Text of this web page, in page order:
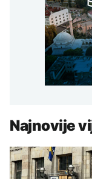
Najnovije